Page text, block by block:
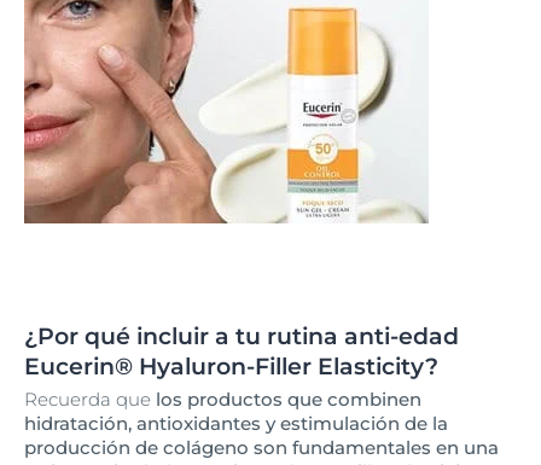
¿Por qué incluir a tu rutina anti-edad
Eucerin® Hyaluron-Filler Elasticity?
Recuerda que los productos que combinen
hidratación, antioxidantes y estimulación de la
producción de colágeno son fundamentales en una